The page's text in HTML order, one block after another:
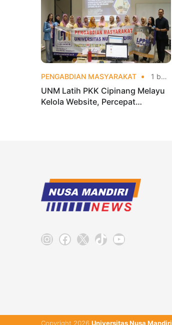
PENGABDIAN MASYARAKAT 1 bulan yang lalu
UNM Latih PKK Cipinang Melayu
Kelola Website, Percepat
Instagram
Facebook
X TikTokYouTube
Copyright 2026 Universitas Nusa Mandiri